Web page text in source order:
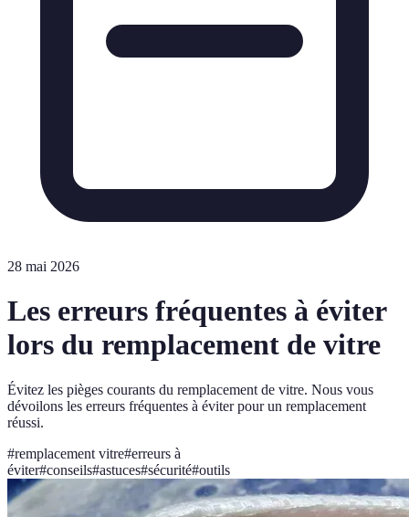
28 mai 2026
Les erreurs fréquentes à éviter
lors du remplacement de vitre
Évitez les pièges courants du remplacement de vitre. Nous vous
dévoilons les erreurs fréquentes à éviter pour un remplacement
réussi.
#remplacement vitre#erreurs à
éviter#conseils#astuces#sécurité#outils